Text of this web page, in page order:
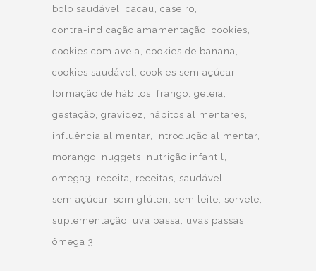
bolo saudável
cacau
caseiro
contra-indicação amamentação cookies
cookies com aveia
cookies de banana
cookies saudável
cookies sem açúcar
formação de hábitos frango geleia
gestação gravidez
hábitos alimentares
influência alimentar introdução alimentar
morango
nuggets
nutrição infantil
omega3
receita receitas
saudável
sem açúcar sem glúten sem leite
sorvete
suplementação
uva passa
uvas passas
ômega 3